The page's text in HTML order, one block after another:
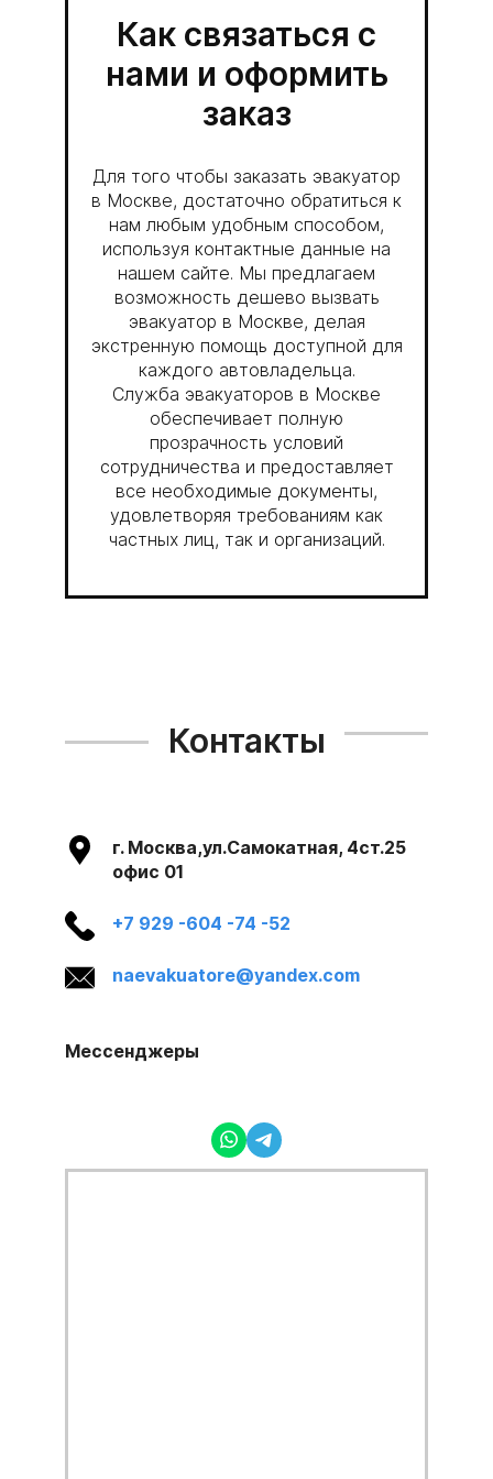
Как связаться с
нами и оформить
заказ
Для того чтобы заказать эвакуатор
в Москве, достаточно обратиться к
нам любым удобным способом,
используя контактные данные на
нашем сайте. Мы предлагаем
возможность дешево вызвать
эвакуатор в Москве, делая
экстренную помощь доступной для
каждого автовладельца.
Служба эвакуаторов в Москве
обеспечивает полную
прозрачность условий
сотрудничества и предоставляет
все необходимые документы,
удовлетворяя требованиям как
частных лиц, так и организаций.
Контакты
г. Москва,ул.Самокатная, 4ст.25
офис 01
+7 929 -604 -74 -52
naevakuatore@yandex.com
Мессенджеры